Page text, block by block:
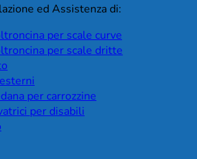
ed Assistenza di:
per scale curve
per scale dritte
per carrozzine
per disabili